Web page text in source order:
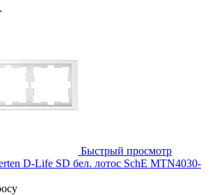
Быстрый просмотр
D-Life SD бел. лотос SchE MTN4030-